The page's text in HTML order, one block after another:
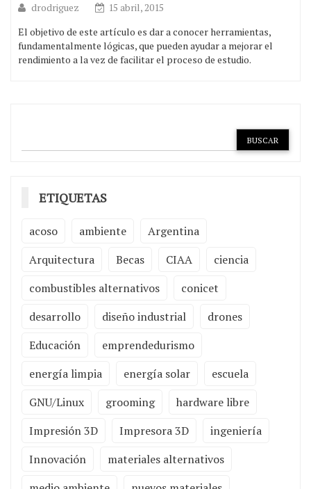
drodriguez
15 abril, 2015
El objetivo de este artículo es dar a conocer herramientas,
fundamentalmente lógicas, que pueden ayudar a mejorar el
rendimiento a la vez de facilitar el proceso de estudio.
ETIQUETAS
acoso ambiente
Argentina
Arquitectura
Becas CIAA
ciencia
combustibles alternativos
conicet
desarrollo
diseño industrial
drones
Educación
emprendedurismo
energía limpia
energía solar
escuela
GNU/Linux
grooming
hardware libre
Impresión 3D
Impresora 3D
ingeniería
Innovación
materiales alternativos